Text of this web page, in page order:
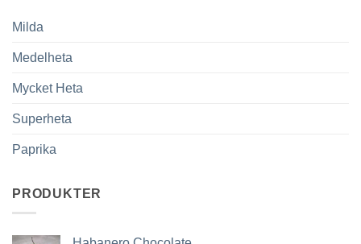
Milda
Medelheta
Mycket Heta
Superheta
Paprika
PRODUKTER